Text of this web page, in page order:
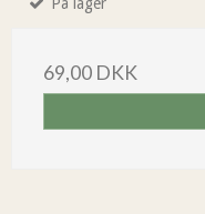
På lager
69,00 DKK